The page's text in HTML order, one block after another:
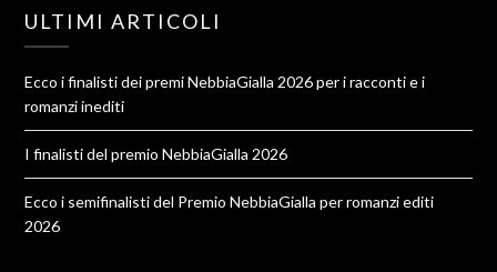
ULTIMI ARTICOLI
Ecco i finalisti dei premi NebbiaGialla 2026 per i racconti e i
romanzi inediti
I finalisti del premio NebbiaGialla 2026
Ecco i semifinalisti del Premio NebbiaGialla per romanzi editi
2026